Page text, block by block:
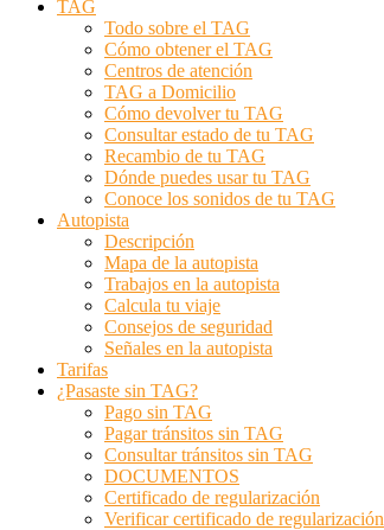
TAG
Todo sobre el TAG
Cómo obtener el TAG
Centros de atención
TAG a Domicilio
Cómo devolver tu TAG
Consultar estado de tu TAG
Recambio de tu TAG
Dónde puedes usar tu TAG
Conoce los sonidos de tu TAG
Autopista
Descripción
Mapa de la autopista
Trabajos en la autopista
Calcula tu viaje
Consejos de seguridad
Señales en la autopista
Tarifas
¿Pasaste sin TAG?
Pago sin TAG
Pagar tránsitos sin TAG
Consultar tránsitos sin TAG
DOCUMENTOS
Certificado de regularización
Verificar certificado de regularización